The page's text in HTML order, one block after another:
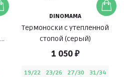
DINOMAMA
Термоноски с утепленной
стопой (серый)
1 050 ₽
19/22 23/26 27/30
31/34